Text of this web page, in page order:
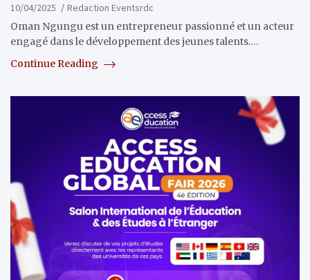
10/04/2025
Redaction Eventsrdc
Oman Ngungu est un entrepreneur passionné et un acteur
engagé dans le développement des jeunes talents.…
Continue Reading